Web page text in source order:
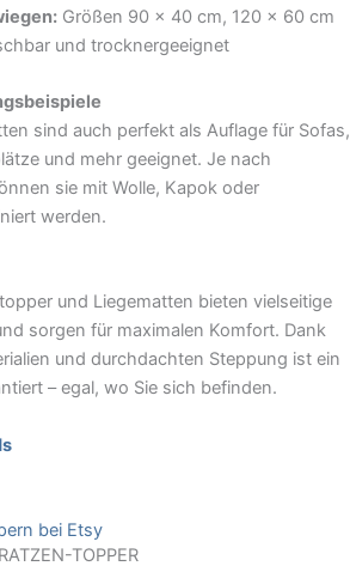
Größen 90 x 40 cm, 120 x 60 cm
und trocknergeeignet
sind auch perfekt als Auflage für Sofas,
und mehr geeignet. Je nach
sie mit Wolle, Kapok oder
werden.
und Liegematten bieten vielseitige
sorgen für maximalen Komfort. Dank
und durchdachten Steppung ist ein
– egal, wo Sie sich befinden.
bei Etsy
TOPPER